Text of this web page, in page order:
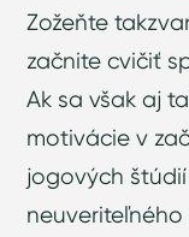
Zožeňte
začnite cvičiť
Ak sa však aj
motivácie v
jogových